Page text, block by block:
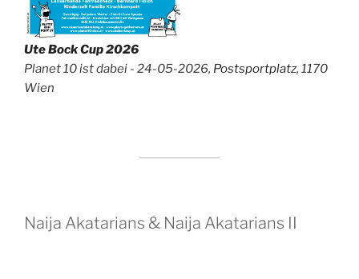
Ute Bock Cup 2026
Planet 10 ist dabei - 24-05-2026, Postsportplatz, 1170
Wien
Naija Akatarians & Naija Akatarians II